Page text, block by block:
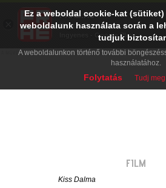
FILM
Kiss Dalma
Ez a weboldal cookie-kat
weboldalunk használata során a
tudjuk
A weboldalunkon történő további
használatához.
Folytatás Tudj
PRAE.HU
Digital Evolution
Ingyenes - Google Play